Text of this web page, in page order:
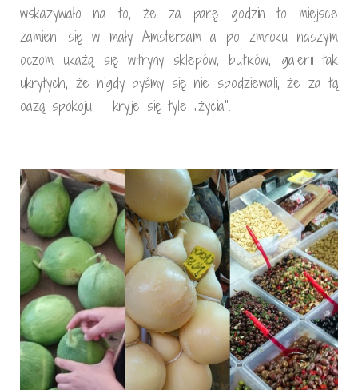
wskazywało na to, że za parę godzin to miejsce
zamieni się w mały Amsterdam a po zmroku naszym
oczom ukażą się witryny sklepów, butików, galerii tak
ukrytych, że nigdy byśmy się nie spodziewali, że za tą
oazą spokoju kryje się tyle „życia”.